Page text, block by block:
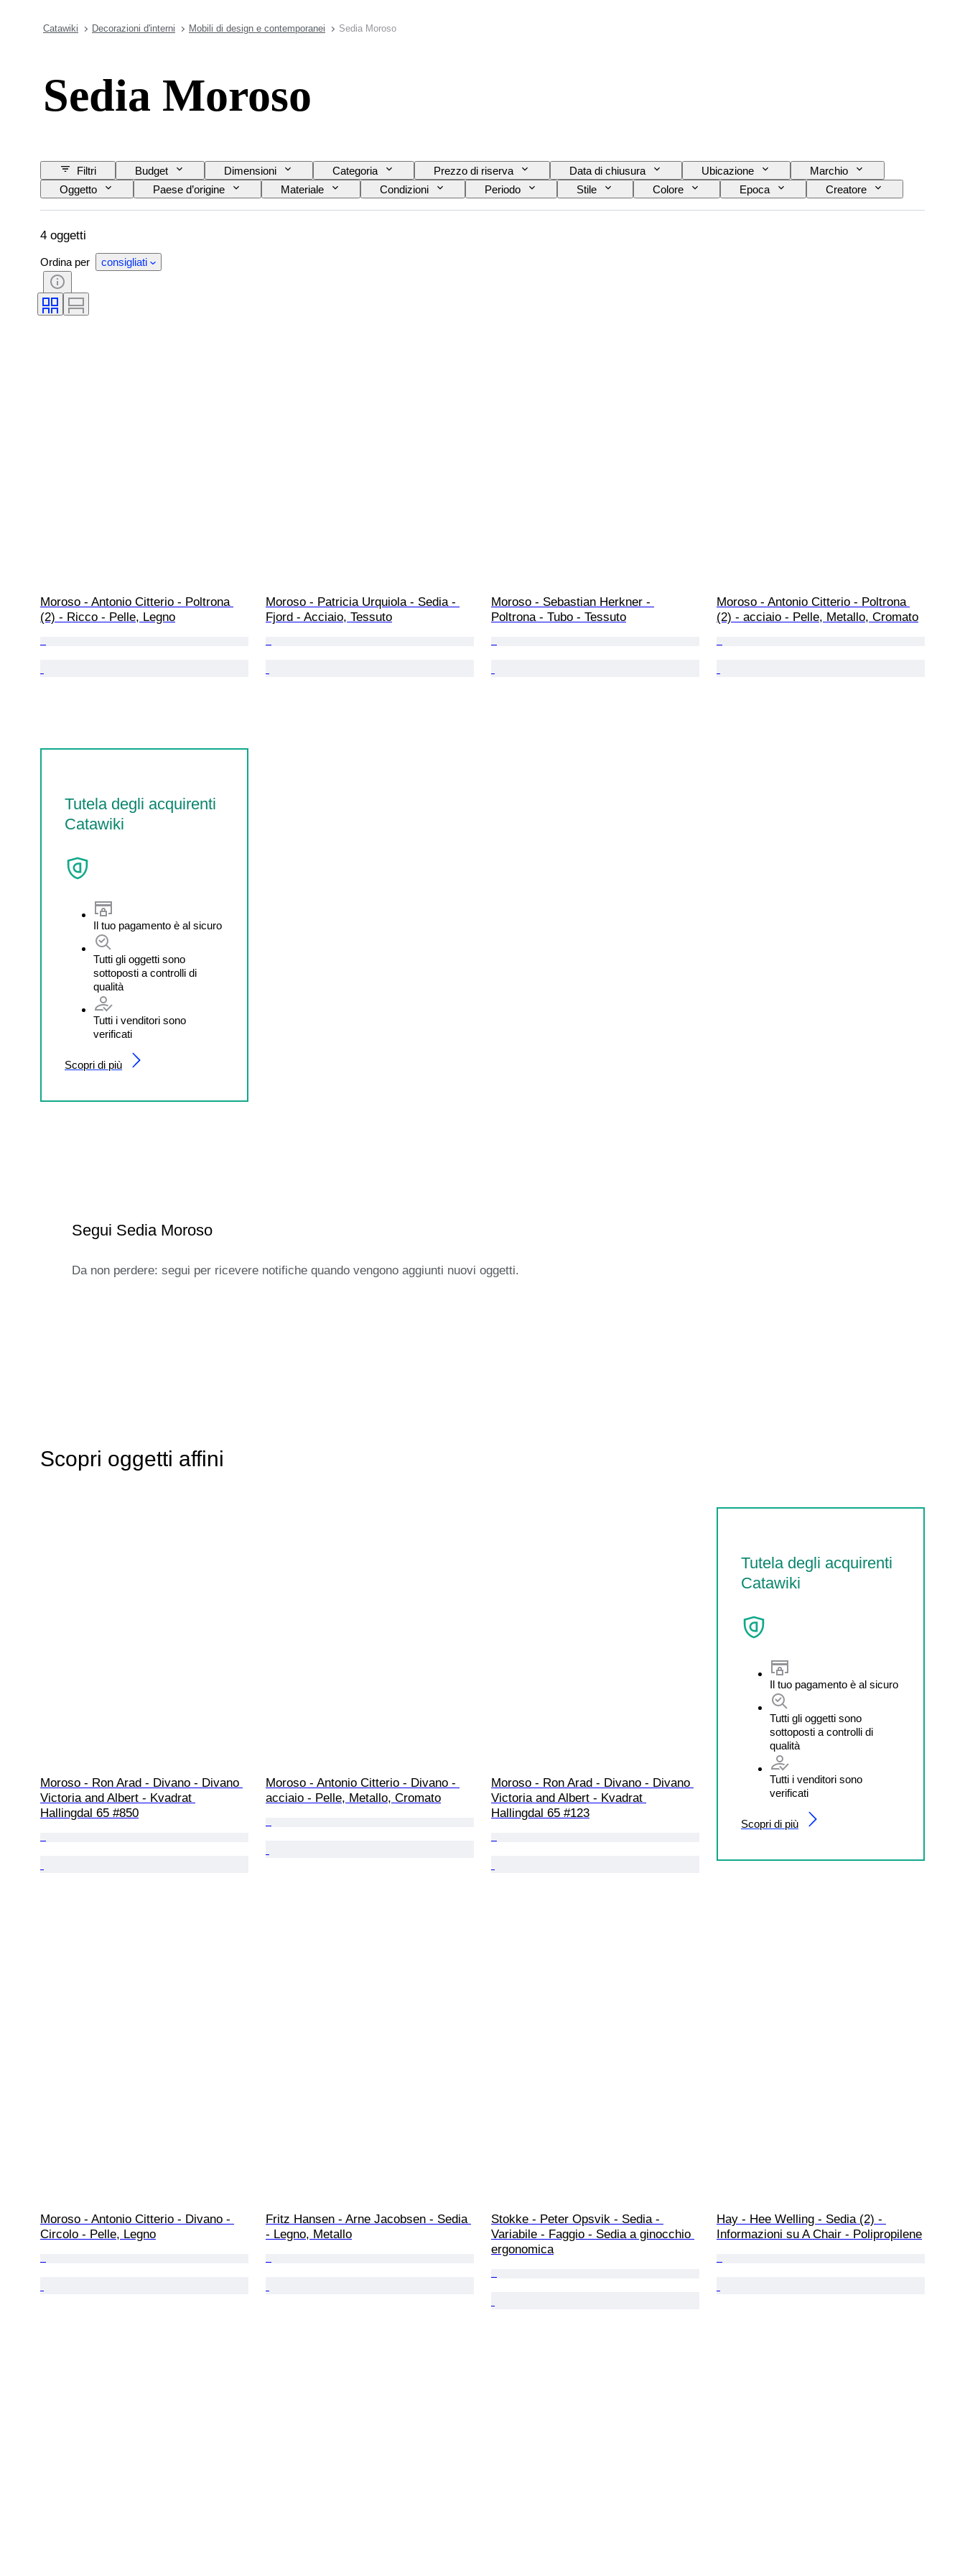
Catawiki Decorazioni d'interni Mobili di design e contemporanei Sedia Moroso
Sedia Moroso
Filtri Budget Dimensioni Categoria Prezzo di riserva Data di chiusura Ubicazione
Marchio
Oggetto
Paese d’origine Materiale Condizioni Periodo Stile Colore Epoca Creatore
4 oggetti
Ordina per consigliati
Moroso - Antonio Citterio - Poltrona
(2) - Ricco - Pelle, Legno
Moroso - Patricia Urquiola - Sedia -
Fjord - Acciaio, Tessuto
Moroso - Sebastian Herkner -
Poltrona - Tubo - Tessuto
Moroso - Antonio Citterio - Poltrona
(2) - acciaio - Pelle, Metallo, Cromato
Tutela degli acquirenti
Catawiki
Il tuo pagamento è al sicuro
Tutti gli oggetti sono
sottoposti a controlli di
qualità
Tutti i venditori sono
verificati
Scopri di più
Segui Sedia Moroso
Da non perdere: segui per ricevere notifiche quando vengono aggiunti nuovi oggetti.
Scopri oggetti affini
Tutela degli acquirenti
Catawiki
Il tuo pagamento è al sicuro
Tutti gli oggetti sono
sottoposti a controlli di
qualità
Tutti i venditori sono
verificati
Scopri di più
Moroso - Ron Arad - Divano - Divano
Victoria and Albert - Kvadrat
Hallingdal 65 #850
Moroso - Antonio Citterio - Divano -
acciaio - Pelle, Metallo, Cromato
Moroso - Ron Arad - Divano - Divano
Victoria and Albert - Kvadrat
Hallingdal 65 #123
Moroso - Antonio Citterio - Divano -
Circolo - Pelle, Legno
Fritz Hansen - Arne Jacobsen - Sedia
- Legno, Metallo
Stokke - Peter Opsvik - Sedia -
Variabile - Faggio - Sedia a ginocchio
ergonomica
Hay - Hee Welling - Sedia (2) -
Informazioni su A Chair - Polipropilene